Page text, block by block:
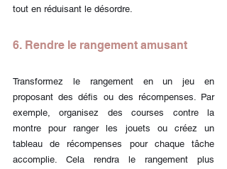
tout en réduisant le désordre.
6. Rendre le rangement amusant
Transformez le rangement en un jeu en
proposant des défis ou des récompenses. Par
exemple, organisez des courses contre la
montre pour ranger les jouets ou créez un
tableau de récompenses pour chaque tâche
accomplie. Cela rendra le rangement plus